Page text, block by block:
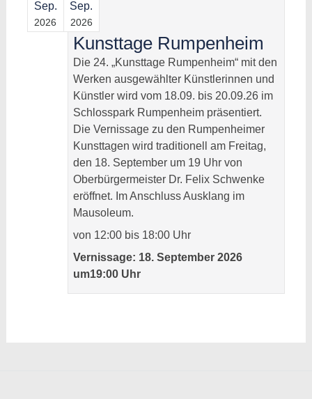
Sep.
2026
Sep.
2026
Kunsttage Rumpenheim
Die 24. „Kunsttage Rumpenheim“ mit den
Werken ausgewählter Künstlerinnen und
Künstler wird vom 18.09. bis 20.09.26 im
Schlosspark Rumpenheim präsentiert.
Die Vernissage zu den Rumpenheimer
Kunsttagen wird traditionell am Freitag,
den 18. September um 19 Uhr von
Oberbürgermeister Dr. Felix Schwenke
eröffnet. Im Anschluss Ausklang im
Mausoleum.
von 12:00 bis 18:00 Uhr
Vernissage: 18. September 2026
um19:00 Uhr